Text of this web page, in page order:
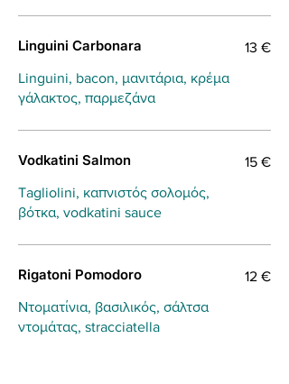
Linguini Carbonara
Linguini, bacon, μανιτάρια, κρέμα
γάλακτος, παρμεζάνα
13 €
Vodkatini Salmon
Tagliolini, καπνιστός σολομός,
βότκα, vodkatini sauce
15 €
Rigatoni Pomodoro
Ντοματίνια, βασιλικός, σάλτσα
ντομάτας, stracciatella
12 €